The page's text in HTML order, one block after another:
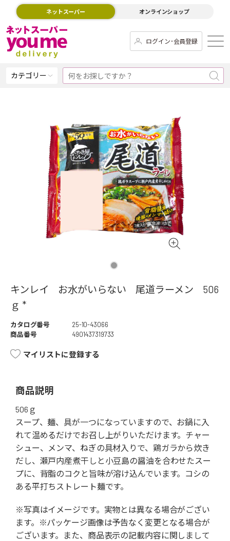
ネットスーパー オンラインショップ
ログイン･会員登録
カテゴリー
キンレイ お水がいらない 尾道ラーメン 506
ｇ *
カタログ番号
25-10-43066
商品番号
4901437319733
マイリストに登録する
商品説明
506ｇ
スープ、麺、具が一つになっていますので、お鍋に入
れて温めるだけでお召し上がりいただけます。チャー
シュー、メンマ、ねぎの具材入りで、鶏ガラから炊き
だし、瀬戸内産煮干しと小豆島の醤油を合わせたスー
プに、背脂のコクと旨味が溶け込んでいます。コシの
ある平打ちストレート麺です。
※写真はイメージです。実物とは異なる場合がござい
ます。※パッケージ画像は予告なく変更となる場合が
ございます。また、商品表示の記載内容に関しまして